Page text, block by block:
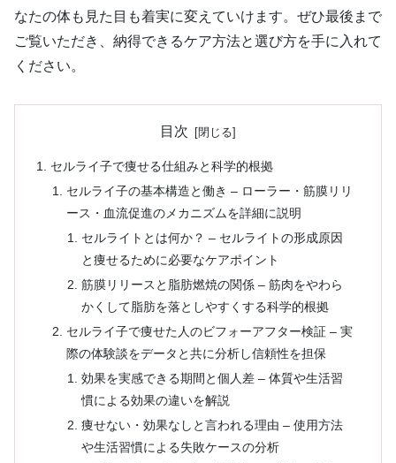
なたの体も見た目も着実に変えていけます。ぜひ最後まで
ご覧いただき、納得できるケア方法と選び方を手に入れて
ください。
目次
セルライ子で痩せる仕組みと科学的根拠
セルライ子の基本構造と働き – ローラー・筋膜リリ
ース・血流促進のメカニズムを詳細に説明
セルライトとは何か？ – セルライトの形成原因
と痩せるために必要なケアポイント
筋膜リリースと脂肪燃焼の関係 – 筋肉をやわら
かくして脂肪を落としやすくする科学的根拠
セルライ子で痩せた人のビフォーアフター検証 – 実
際の体験談をデータと共に分析し信頼性を担保
効果を実感できる期間と個人差 – 体質や生活習
慣による効果の違いを解説
痩せない・効果なしと言われる理由 – 使用方法
や生活習慣による失敗ケースの分析